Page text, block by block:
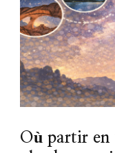
Où partir en